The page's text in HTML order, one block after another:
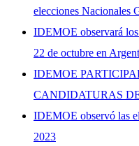
elecciones Nacionales
IDEMOE observará
22 de octubre en
IDEMOE
CANDIDATURAS
IDEMOE observó las
2023